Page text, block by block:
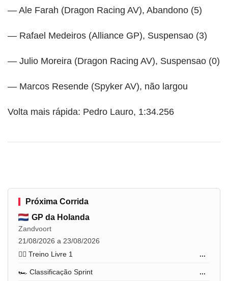
— Ale Farah (Dragon Racing AV), Abandono (5)
— Rafael Medeiros (Alliance GP), Suspensao (3)
— Julio Moreira (Dragon Racing AV), Suspensao (0)
— Marcos Resende (Spyker AV), não largou
Volta mais rápida: Pedro Lauro, 1:34.256
Próxima Corrida
GP da Holanda
Zandvoort
21/08/2026 a 23/08/2026
🏋️‍♂️ Treino Livre 1
...
🏎️ Classificação Sprint ...